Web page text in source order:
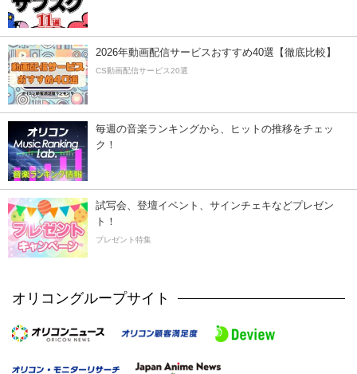
2026年動画配信サービスおすすめ40選【徹底比較】
CS動画配信サービス20選
毎週の音楽ランキングから、ヒットの推移をチェッ
ク！
試写会、登壇イベント、サインチェキなどプレゼン
ト！
プレゼント特集
オリコングループサイト